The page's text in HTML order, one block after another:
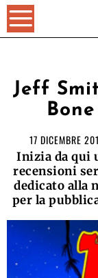
Jeff
17 DICEMBRE
Inizia da qui
recensioni
dedicato alla
per la